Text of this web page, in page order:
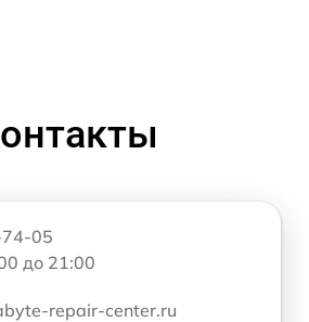
05
до 21:00
repair-center.ru